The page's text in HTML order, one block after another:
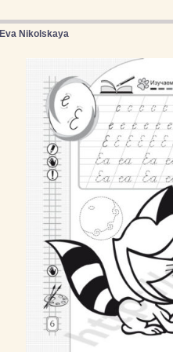
Eva Nikolskaya